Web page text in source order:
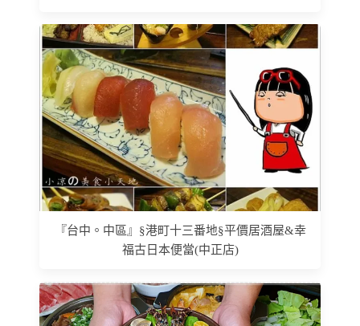
『台中。中區』§港町十三番地§平價居酒屋&幸
福古日本便當(中正店)